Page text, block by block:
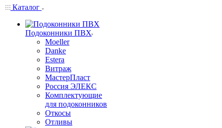
Каталог
Подоконники ПВХ
Moeller
Danke
Estera
Витраж
МастерПласт
Россия ЭЛЕКС
Комплектующие
для подоконников
Откосы
Отливы